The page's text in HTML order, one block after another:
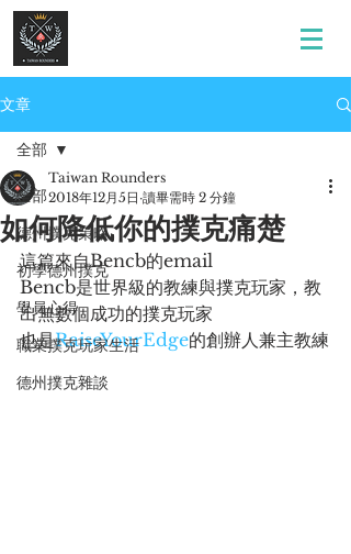
文章
全部
德州撲克策略
初學德州撲克
學員心得
職業撲克玩家生活
德州撲克雜談
全部
如何降低你的撲克痛楚
Taiwan Rounders
2018年12月5日 讀畢需時 2 分鐘
這篇來自Bencb的email
Bencb是世界級的教練與撲克玩家，教
出無數個成功的撲克玩家
也是RaiseYourEdge的創辦人兼主教練